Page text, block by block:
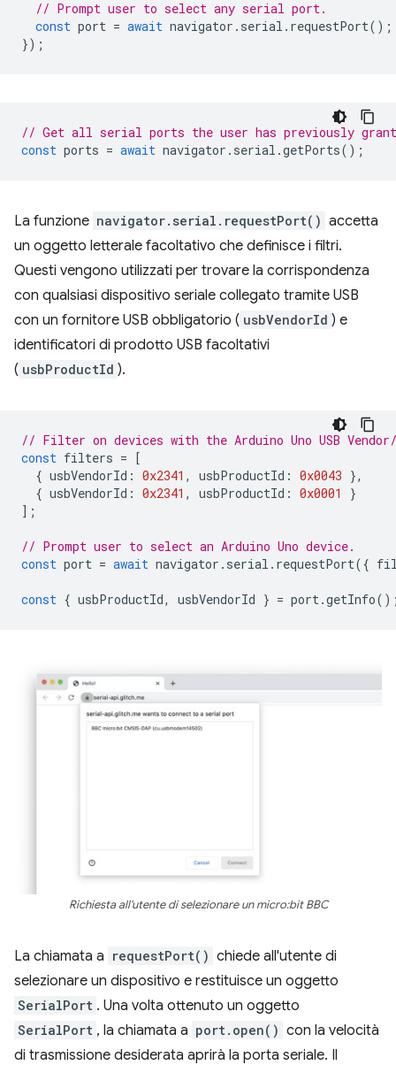
// Prompt user to select any serial port.
const port = await navigator . serial . requestPort();
});
// Get all serial ports the user has previously
const ports = await navigator . serial .getPorts();
La funzione navigator.serial.requestPort() accetta
un oggetto letterale facoltativo che definisce i filtri.
Questi vengono utilizzati per trovare la corrispondenza
con qualsiasi dispositivo seriale collegato tramite USB
con un fornitore USB obbligatorio ( usbVendorId ) e
identificatori di prodotto USB facoltativi
( usbProductId ).
// Filter on devices with the Arduino Uno USB
const filters = [
{ usbVendorId : 0x2341 , usbProductId : 0x0043 },
{ usbVendorId : 0x2341 , usbProductId : 0x0001
}
];
// Prompt user to select an Arduino Uno device.
const port = await navigator . serial . requestPort({
const { usbProductId, usbVendorId } = port.getInfo
Richiesta all'utente di selezionare un micro:bit BBC
La chiamata a requestPort() chiede all'utente di
selezionare un dispositivo e restituisce un oggetto
SerialPort . Una volta ottenuto un oggetto
SerialPort , la chiamata a port.open() con la velocità
di trasmissione desiderata aprirà la porta seriale. Il